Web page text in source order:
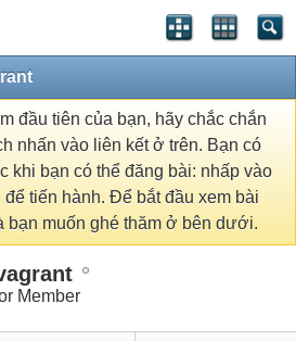
đầu tiên của bạn, hãy chắc chắn
nhấn vào liên kết ở trên. Bạn có
khi bạn có thể đăng bài: nhấp vào
tiến hành. Để bắt đầu xem bài
bạn muốn ghé thăm ở bên dưới.
Member